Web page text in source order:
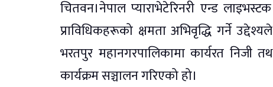
चितवन।नेपाल प्याराभेटेरिनरी एन्ड
प्राविधिकहरूको क्षमता अभिवृद्धि गर्ने
भरतपुर महानगरपालिकामा कार्यरत निजी
कार्यक्रम सञ्चालन गरिएको हो।